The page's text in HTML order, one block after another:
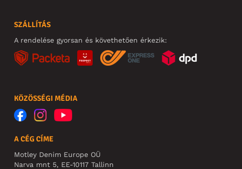
SZÁLLÍTÁS
A rendelése gyorsan és követhetően érkezik:
KÖZÖSSÉGI MÉDIA
A CÉG CÍME
Motley Denim Europe OÜ
Narva mnt 5, EE-10117 Tallinn